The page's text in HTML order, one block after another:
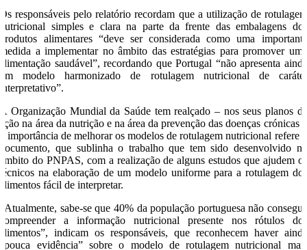
Os responsáveis pelo relatório recordam que a utilização de rotulagem
nutricional simples e clara na parte da frente das embalagens dos
produtos alimentares “deve ser considerada como uma importante
medida a implementar no âmbito das estratégias para promover uma
alimentação saudável”, recordando que Portugal “não apresenta ainda
um modelo harmonizado de rotulagem nutricional de caráter
interpretativo”.
A Organização Mundial da Saúde tem realçado – nos seus planos de
ação na área da nutrição e na área da prevenção das doenças crónicas –
a importância de melhorar os modelos de rotulagem nutricional refere o
documento, que sublinha o trabalho que tem sido desenvolvido no
âmbito do PNPAS, com a realização de alguns estudos que ajudem os
técnicos na elaboração de um modelo uniforme para a rotulagem dos
alimentos fácil de interpretar.
“Atualmente, sabe-se que 40% da população portuguesa não consegue
compreender a informação nutricional presente nos rótulos dos
alimentos”, indicam os responsáveis, que reconhecem haver ainda
“pouca evidência” sobre o modelo de rotulagem nutricional mais